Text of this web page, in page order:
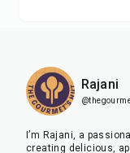
Rajani
I’m Rajani, a
creating delicious,